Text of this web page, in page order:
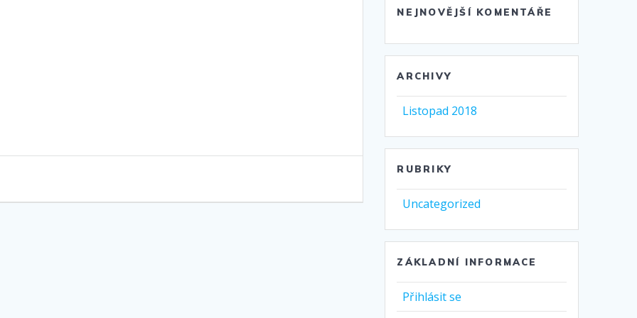
NEJNOVĚJŠÍ KOMENTÁŘE
ARCHIVY
Listopad 2018
RUBRIKY
Uncategorized
ZÁKLADNÍ INFORMACE
Přihlásit se